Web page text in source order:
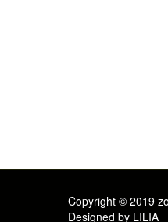
Copyright © 2019
Designed by LILIA